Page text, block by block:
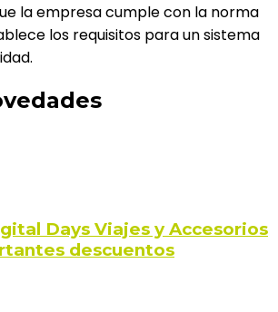
la empresa cumple con la norma
los requisitos para un sistema
Days Viajes y Accesorios
descuentos